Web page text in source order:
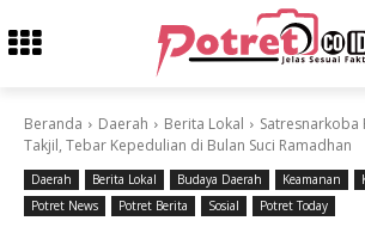
Beranda Daerah Berita Lokal
Satresnarkoba
Takjil, Tebar Kepedulian di Bulan Suci Ramadhan
Daerah Berita Lokal Budaya Daerah Keamanan
Potret News
Potret Berita Sosial Potret Today